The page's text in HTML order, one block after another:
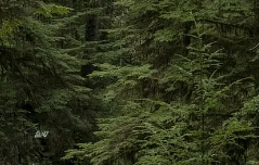
Unsere Websites
Reisebranche